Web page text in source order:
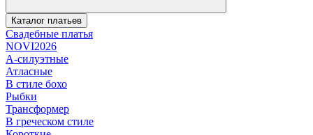
Каталог платьев
Свадебные платья
NOVI2026
А-силуэтные
Атласные
В стиле бохо
Рыбки
Трансформер
В греческом стиле